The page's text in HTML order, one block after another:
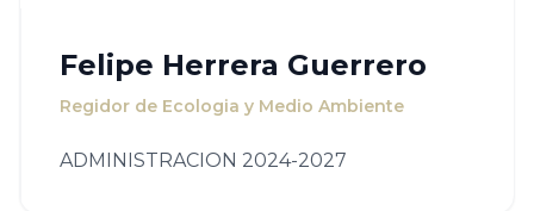
Felipe Herrera Guerrero
Regidor de Ecologia y Medio Ambiente
ADMINISTRACION 2024-2027